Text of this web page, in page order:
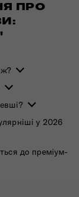
ПРО
у 2026
до преміум-